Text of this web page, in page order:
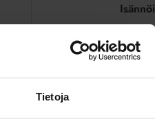
Tietoja
Isännöintiliiton
ratkomme ongelmia
tuulet